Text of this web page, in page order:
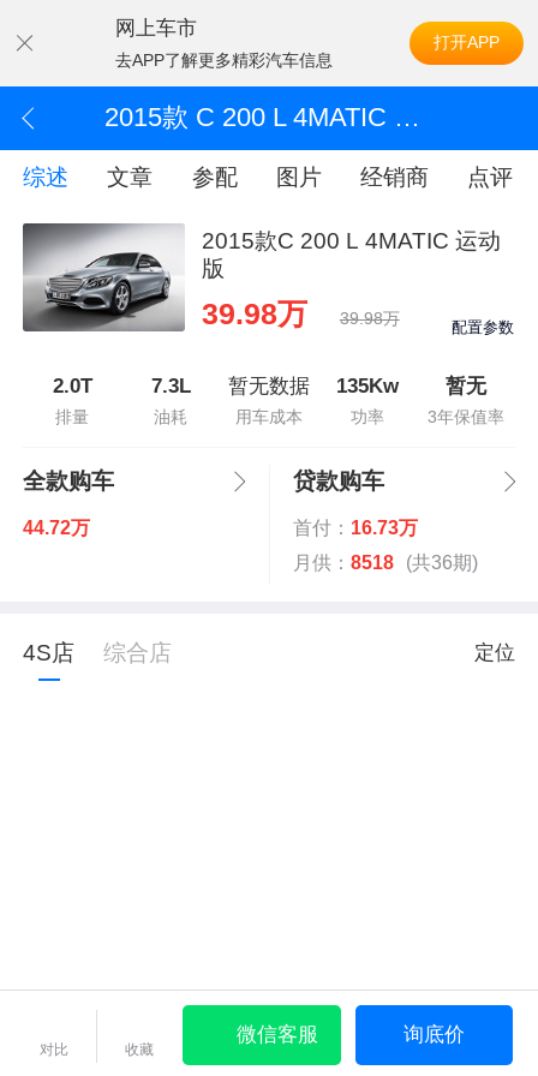
网上车市
去APP了解更多精彩汽车信息
打开APP
2015款 C 200 L 4MATIC 运动版
综述 文章 参配 图片 经销商 点评
2015款C 200 L 4MATIC 运动
版
39.98万 39.98万 配置参数
2.0T
排量
7.3L
油耗
暂无数据
用车成本
135Kw
功率
暂无
3年保值率
全款购车
44.72万
贷款购车
首付： 16.73万
月供： 8518 (共36期)
4S店 综合店 定位
对比 收藏
微信客服 询底价